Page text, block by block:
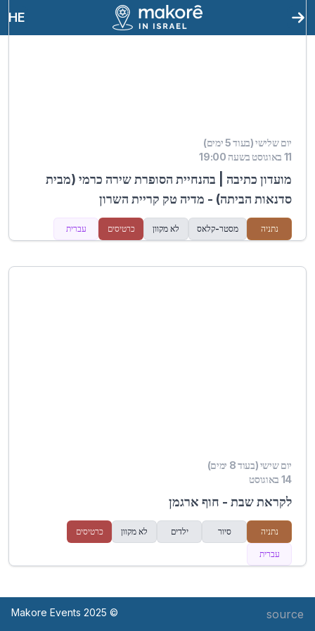
HE
יום שלישי (בעוד 5 ימים)
11 באוגוסט בשעה 19:00
מועדון כתיבה | בהנחיית הסופרת שירה כרמי (מבית
סדנאות הביתה) - מדיה טק קריית השרון
נתניה מסטר-קלאס לא מקוון כרטיסים עברית
יום שישי (בעוד 8 ימים)
14 באוגוסט
לקראת שבת - חוף ארגמן
נתניה סיור ילדים לא מקוון כרטיסים
עברית
source
© Makore Events 2025